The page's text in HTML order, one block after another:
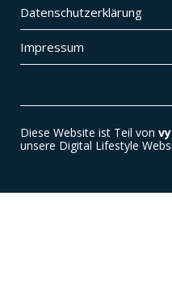
Datenschutzerklärung
Impressum
Diese Website ist Teil von
unsere Digital Lifestyle